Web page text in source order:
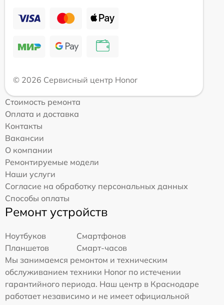
© 2026 Сервисный центр Honor
Стоимость ремонта
Оплата и доставка
Контакты
Вакансии
О компании
Ремонтируемые модели
Наши услуги
Согласие на обработку персональных данных
Способы оплаты
Ремонт устройств
Ноутбуков
Смартфонов
Планшетов
Смарт-часов
Мы занимаемся ремонтом и техническим
обслуживанием техники Honor по истечении
гарантийного периода. Наш центр в Краснодаре
работает независимо и не имеет официальной